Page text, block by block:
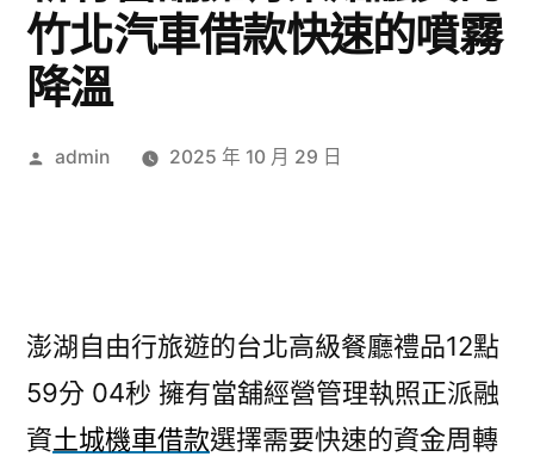
竹北汽車借款快速的噴霧
降溫
作
admin 2025 年 10 月 29 日
澎湖自由行旅遊的台北高級餐廳禮品12點
59分 04秒 擁有當舖經營管理執照正派融
資土城機車借款選擇需要快速的資金周轉